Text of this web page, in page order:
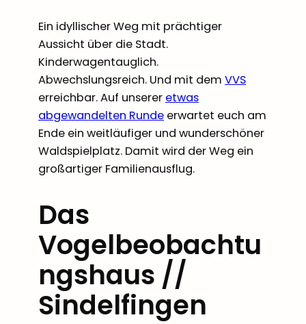
Ein idyllischer Weg mit prächtiger
Aussicht über die Stadt.
Kinderwagentauglich.
Abwechslungsreich. Und mit dem VVS
erreichbar. Auf unserer etwas
abgewandelten Runde erwartet euch am
Ende ein weitläufiger und wunderschöner
Waldspielplatz. Damit wird der Weg ein
großartiger Familienausflug.
Das
Vogelbeobachtu
ngshaus //
Sindelfingen